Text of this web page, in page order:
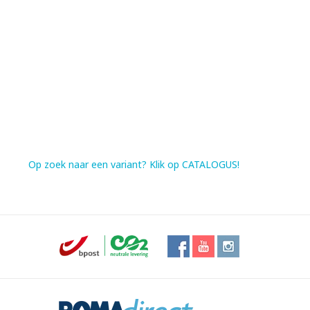
Op zoek naar een variant? Klik op CATALOGUS!